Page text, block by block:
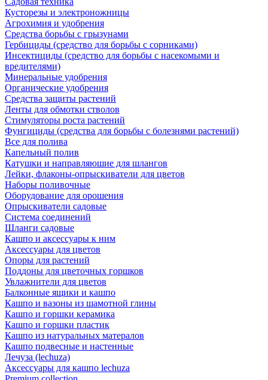
Кусторезы и электроножницы
Агрохимия и удобрения
Средства борьбы с грызунами
Гербициды (средство для борьбы с сорниками)
Инсектициды (средство для борьбы с насекомыми и
вредителями)
Минеральные удобрения
Органические удобрения
Средства защиты растений
Ленты для обмотки стволов
Стимуляторы роста растений
Фунгициды (средства для борьбы с болезнями растений)
Все для полива
Капельный полив
Катушки и направляюшие для шлангов
Лейки, флаконы-опрыскиватели для цветов
Наборы поливочные
Оборудование для орошения
Опрыскиватели садовые
Система соединений
Шланги садовые
Кашпо и аксессуары к ним
Аксессуары для цветов
Опоры для растений
Поддоны для цветочных горшков
Увлажнители для цветов
Балконные ящики и кашпо
Кашпо и вазоны из шамотной глины
Кашпо и горшки керамика
Кашпо и горшки пластик
Кашпо из натуральных матералов
Кашпо подвесные и настенные
Лечуза (lechuza)
Аксессуары для кашпо lechuza